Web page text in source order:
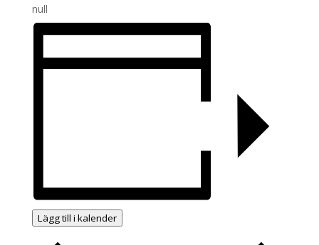
null
Lägg till i kalender